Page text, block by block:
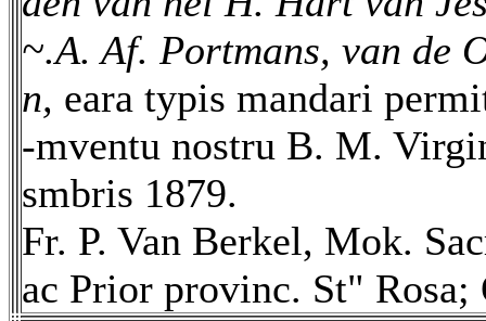
~.A. Af. Portmans, van de
n, eara typis mandari
-mventu nostru B. M.
smbris 1879.
Fr. P. Van Berkel, Mok.
ac Prior provinc. St" Rosa;